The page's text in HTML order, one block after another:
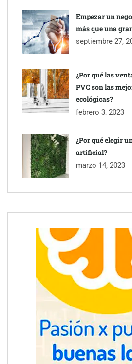
Empezar un
más que una
septiembre 27,
¿Por qué las
PVC son las
ecológicas?
febrero 3, 2023
¿Por qué elegir
artificial?
marzo 14, 2023